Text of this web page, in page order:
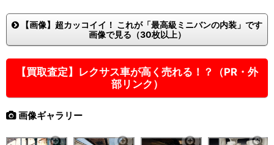
【画像】超カッコイイ！ これが「最高級ミニバンの内装」です
画像で見る（30枚以上）
【買取査定】レクサス車が高く売れる！？（PR・外
部リンク）
画像ギャラリー